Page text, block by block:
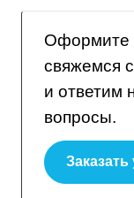
Оформите
свяжемся
и ответим
вопросы.
Заказать